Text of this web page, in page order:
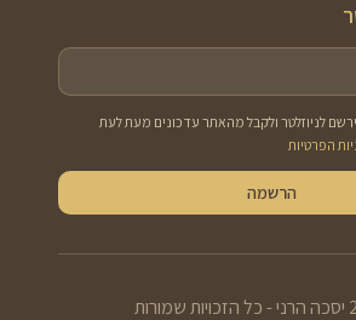
לניוזלטר ולקבל מהאתר עדכונים מעת לעת
הפרטיות
הרשמה
יסכה הרני - כל הזכויות שמורות